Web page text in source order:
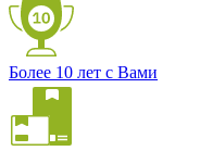
Более 10 лет с Вами